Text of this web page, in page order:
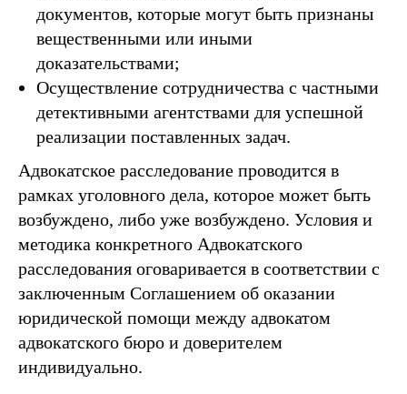
документов, которые могут быть признаны
вещественными или иными
доказательствами;
Осуществление сотрудничества с частными
детективными агентствами для успешной
реализации поставленных задач.
Адвокатское расследование проводится в
рамках уголовного дела, которое может быть
возбуждено, либо уже возбуждено. Условия и
методика конкретного Адвокатского
расследования оговаривается в соответствии с
заключенным Соглашением об оказании
юридической помощи между адвокатом
адвокатского бюро и доверителем
индивидуально.